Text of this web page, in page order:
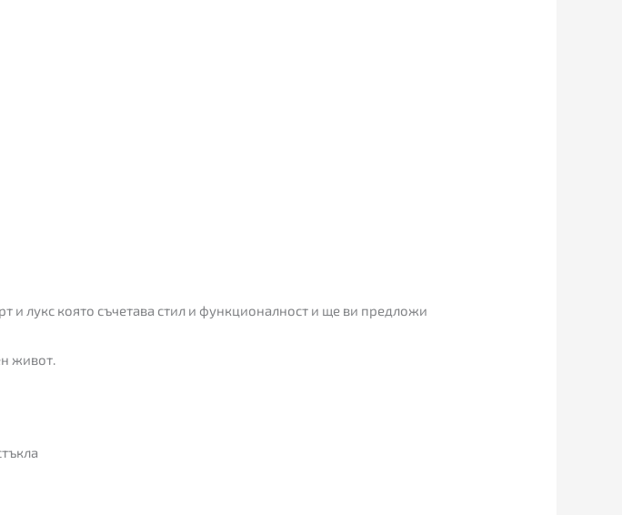
лукс която съчетава стил и функционалност и ще ви предложи
живот.